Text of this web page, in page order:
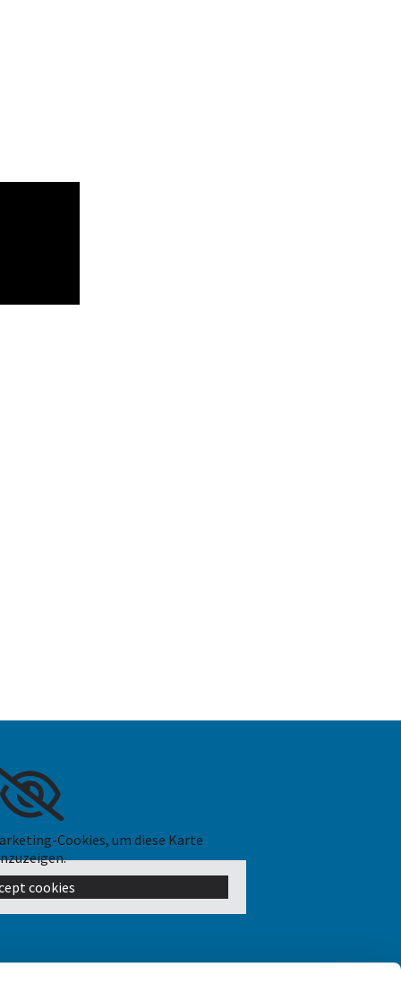
Cookies, um diese Karte
cookies